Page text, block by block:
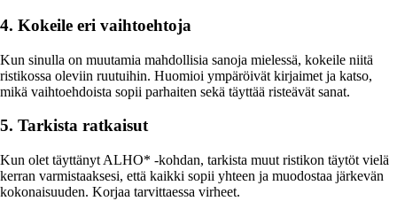
4. Kokeile eri vaihtoehtoja
Kun sinulla on muutamia mahdollisia sanoja mielessä, kokeile niitä
ristikossa oleviin ruutuihin. Huomioi ympäröivät kirjaimet ja katso,
mikä vaihtoehdoista sopii parhaiten sekä täyttää risteävät sanat.
5. Tarkista ratkaisut
Kun olet täyttänyt ALHO* -kohdan, tarkista muut ristikon täytöt vielä
kerran varmistaaksesi, että kaikki sopii yhteen ja muodostaa järkevän
kokonaisuuden. Korjaa tarvittaessa virheet.